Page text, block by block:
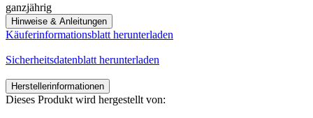
ganzjährig
Hinweise & Anleitungen
Käuferinformationsblatt herunterladen
Sicherheitsdatenblatt herunterladen
Herstellerinformationen
Dieses Produkt wird hergestellt von: